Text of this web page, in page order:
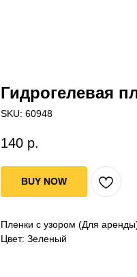
Гидрогелевая
SKU: 60948
140 р.
BUY NOW
Пленки с узором (Для
Цвет: Зеленый